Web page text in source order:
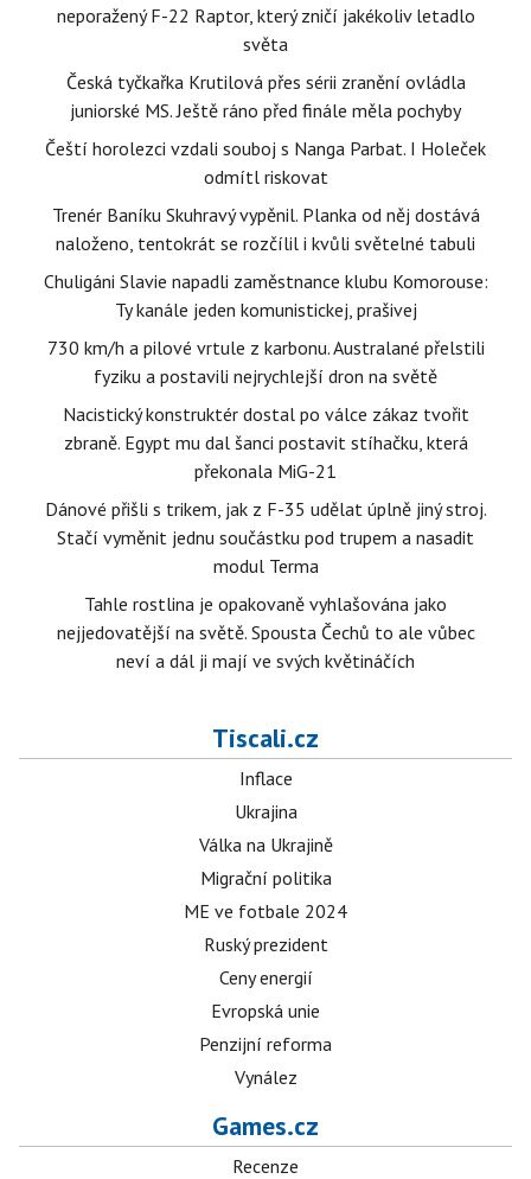
neporažený F-22 Raptor, který zničí jakékoliv letadlo
světa
Česká tyčkařka Krutilová přes sérii zranění ovládla
juniorské MS. Ještě ráno před finále měla pochyby
Čeští horolezci vzdali souboj s Nanga Parbat. I Holeček
odmítl riskovat
Trenér Baníku Skuhravý vypěnil. Planka od něj dostává
naloženo, tentokrát se rozčílil i kvůli světelné tabuli
Chuligáni Slavie napadli zaměstnance klubu Komorouse:
Ty kanále jeden komunistickej, prašivej
730 km/h a pilové vrtule z karbonu. Australané přelstili
fyziku a postavili nejrychlejší dron na světě
Nacistický konstruktér dostal po válce zákaz tvořit
zbraně. Egypt mu dal šanci postavit stíhačku, která
překonala MiG-21
Dánové přišli s trikem, jak z F-35 udělat úplně jiný stroj.
Stačí vyměnit jednu součástku pod trupem a nasadit
modul Terma
Tahle rostlina je opakovaně vyhlašována jako
nejjedovatější na světě. Spousta Čechů to ale vůbec
neví a dál ji mají ve svých květináčích
Tiscali.cz
Inflace
Ukrajina
Válka na Ukrajině
Migrační politika
ME ve fotbale 2024
Ruský prezident
Ceny energií
Evropská unie
Penzijní reforma
Vynález
Games.cz
Recenze